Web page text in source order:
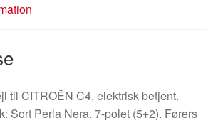
til CITROËN C4, elektrisk betjent.
Sort Perla Nera. 7-polet (5+2). Førers